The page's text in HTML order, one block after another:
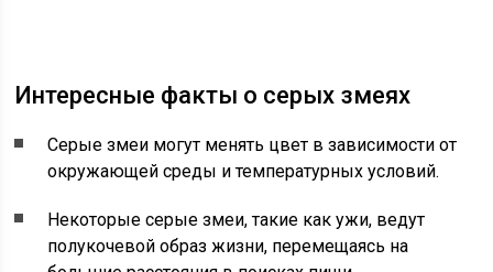
Интересные факты о серых змеях
Серые змеи могут менять цвет в зависимости от
окружающей среды и температурных условий.
Некоторые серые змеи, такие как ужи, ведут
полукочевой образ жизни, перемещаясь на